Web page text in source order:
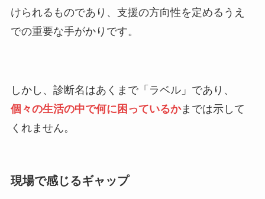
けられるものであり、支援の方向性を定めるうえ
での重要な手がかりです。
しかし、診断名はあくまで「ラベル」であり、
個々の生活の中で何に困っているかまでは示して
くれません。
現場で感じるギャップ